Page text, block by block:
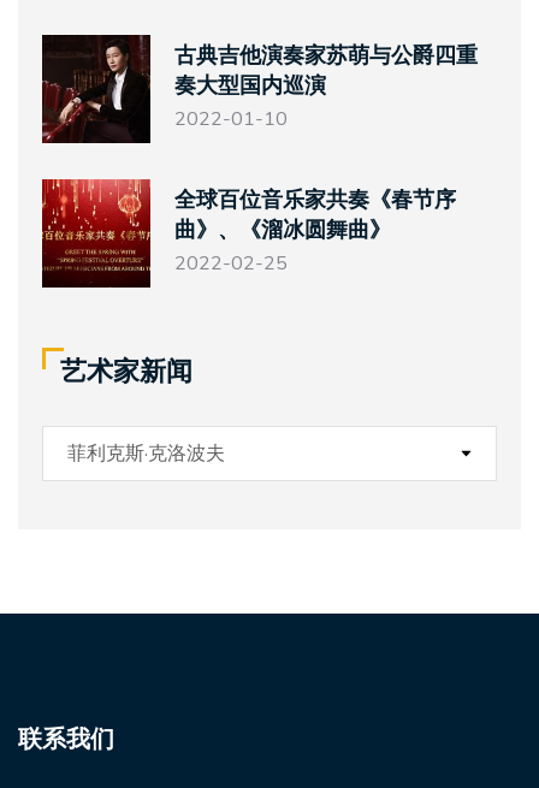
古典吉他演奏家苏萌与公爵四重
奏大型国内巡演
2022-01-10
全球百位音乐家共奏《春节序
曲》、《溜冰圆舞曲》
2022-02-25
艺术家新闻
联系我们